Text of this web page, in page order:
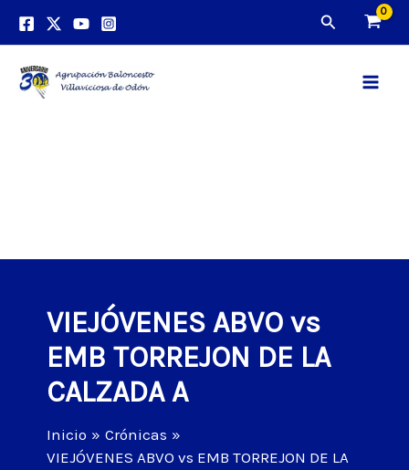
Buscar
VIEJÓVENES ABVO vs
EMB TORREJON DE LA
CALZADA A
Inicio
Crónicas
VIEJÓVENES ABVO vs EMB TORREJON DE LA